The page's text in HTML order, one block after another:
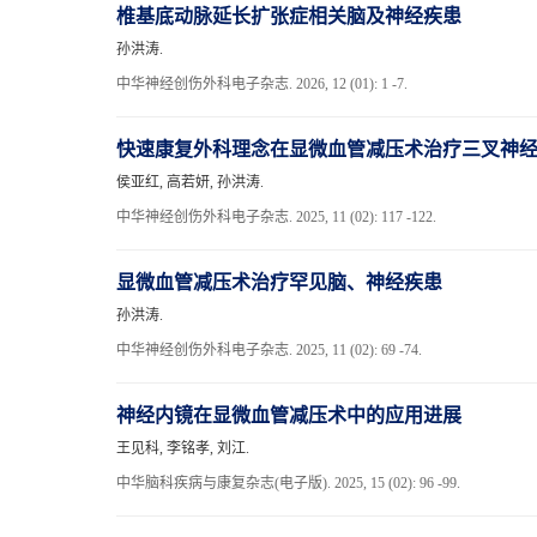
椎基底动脉延长扩张症相关脑及神经疾患
孙洪涛.
中华神经创伤外科电子杂志. 2026, 12 (01): 1 -7.
快速康复外科理念在显微血管减压术治疗三叉神
侯亚红, 高若妍, 孙洪涛.
中华神经创伤外科电子杂志. 2025, 11 (02): 117 -122.
显微血管减压术治疗罕见脑、神经疾患
孙洪涛.
中华神经创伤外科电子杂志. 2025, 11 (02): 69 -74.
神经内镜在显微血管减压术中的应用进展
王见科, 李铭孝, 刘江.
中华脑科疾病与康复杂志(电子版). 2025, 15 (02): 96 -99.